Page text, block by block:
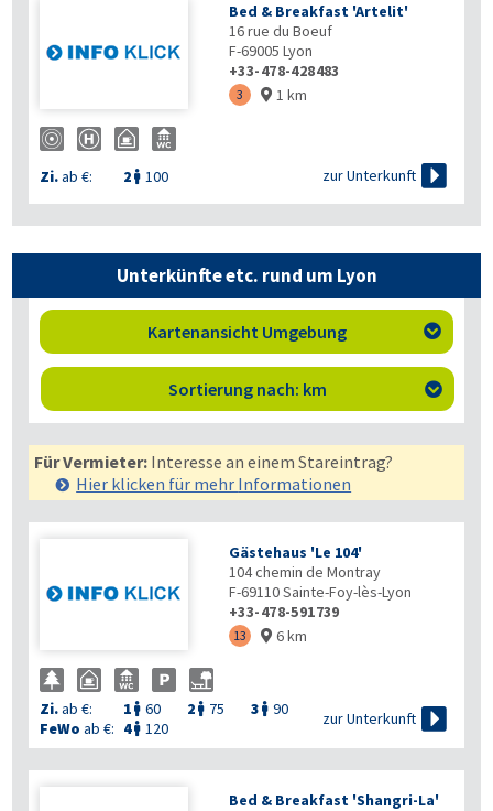
Bed & Breakfast 'Artelit'
16 rue du Boeuf
F-69005 Lyon
+33-478-428483
3  1 km
Zi.ab €: 2  100 zur Unterkunft 
Unterkünfte etc. rund um Lyon
Kartenansicht Umgebung 
Sortierung nach: km 
Für Vermieter: Interesse an einem Stareintrag?
Hier klicken für mehr Informationen
Gästehaus 'Le 104'
104 chemin de Montray
F-69110Sainte-Foy-lès-Lyon
+33-478-591739
13  6 km
Zi.ab €: 1  60 2  75 3  90
FeWo ab €: 4 120
zur Unterkunft 
Bed & Breakfast 'Shangri-La'